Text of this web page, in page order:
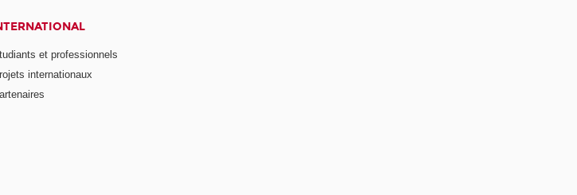
et professionnels
internationaux